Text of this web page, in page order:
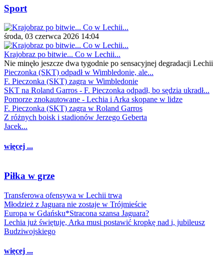
Sport
środa, 03 czerwca 2026 14:04
Krajobraz po bitwie... Co w Lechii...
Nie minęło jeszcze dwa tygodnie po sensacyjnej degradacji Lechii
Pieczonka (SKT) odpadł w Wimbledonie, ale...
F. Pieczonka (SKT) zagra w Wimbledonie
SKT na Roland Garros - F. Pieczonka odpadł, bo sędzia ukradł...
Pomorze znokautowane - Lechia i Arka skopane w lidze
F. Pieczonka (SKT) zagra w Roland Garros
Z różnych boisk i stadionów Jerzego Geberta
Jacek...
więcej ...
Piłka w grze
Transferowa ofensywa w Lechii trwa
Młodzież z Jaguara nie zostaje w Trójmieście
Europa w Gdańsku*Stracona szansa Jaguara?
Lechia już świętuje, Arka musi postawić kropkę nad i, jubileusz
Budziwojskiego
więcej ...